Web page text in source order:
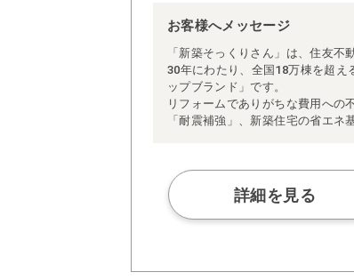
お客様へメッセージ
「新築そっくりさん」は、住友
30年にわたり、全国18万棟を超え
ップブランド」です。
リフォームでありがちな費用への
「耐震補強」、新築住宅の省エ
られた充実の施工マニュアルや
さらに、住友不動産のリフォーム
ぜひ、あなたの大切なお住まいの
※お客様のご要望による工事内容
詳細を見る